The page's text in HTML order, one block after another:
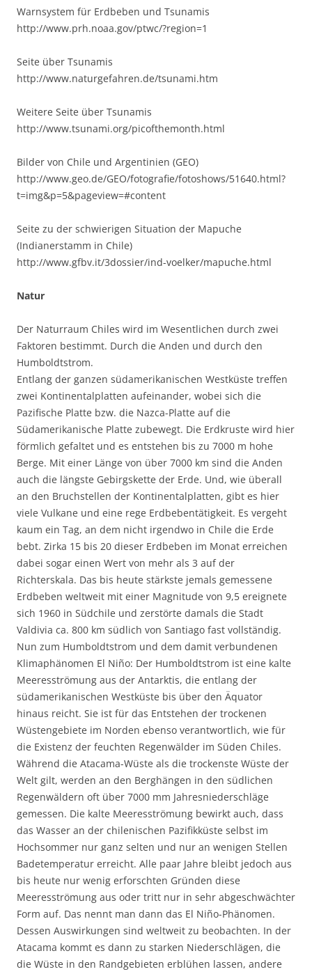
Warnsystem für Erdbeben und Tsunamis
http://www.prh.noaa.gov/ptwc/?region=1
Seite über Tsunamis
http://www.naturgefahren.de/tsunami.htm
Weitere Seite über Tsunamis
http://www.tsunami.org/picofthemonth.html
Bilder von Chile und Argentinien (GEO)
http://www.geo.de/GEO/fotografie/fotoshows/51640.html?
t=img&p=5&pageview=#content
Seite zu der schwierigen Situation der Mapuche
(Indianerstamm in Chile)
http://www.gfbv.it/3dossier/ind-voelker/mapuche.html
Natur
Der Naturraum Chiles wird im Wesentlichen durch zwei
Faktoren bestimmt. Durch die Anden und durch den
Humboldtstrom.
Entlang der ganzen südamerikanischen Westküste treffen
zwei Kontinentalplatten aufeinander, wobei sich die
Pazifische Platte bzw. die Nazca-Platte auf die
Südamerikanische Platte zubewegt. Die Erdkruste wird hier
förmlich gefaltet und es entstehen bis zu 7000 m hohe
Berge. Mit einer Länge von über 7000 km sind die Anden
auch die längste Gebirgskette der Erde. Und, wie überall
an den Bruchstellen der Kontinentalplatten, gibt es hier
viele Vulkane und eine rege Erdbebentätigkeit. Es vergeht
kaum ein Tag, an dem nicht irgendwo in Chile die Erde
bebt. Zirka 15 bis 20 dieser Erdbeben im Monat erreichen
dabei sogar einen Wert von mehr als 3 auf der
Richterskala. Das bis heute stärkste jemals gemessene
Erdbeben weltweit mit einer Magnitude von 9,5 ereignete
sich 1960 in Südchile und zerstörte damals die Stadt
Valdivia ca. 800 km südlich von Santiago fast vollständig.
Nun zum Humboldtstrom und dem damit verbundenen
Klimaphänomen El Niño: Der Humboldtstrom ist eine kalte
Meeresströmung aus der Antarktis, die entlang der
südamerikanischen Westküste bis über den Äquator
hinaus reicht. Sie ist für das Entstehen der trockenen
Wüstengebiete im Norden ebenso verantwortlich, wie für
die Existenz der feuchten Regenwälder im Süden Chiles.
Während die Atacama-Wüste als die trockenste Wüste der
Welt gilt, werden an den Berghängen in den südlichen
Regenwäldern oft über 7000 mm Jahresniederschläge
gemessen. Die kalte Meeresströmung bewirkt auch, dass
das Wasser an der chilenischen Pazifikküste selbst im
Hochsommer nur ganz selten und nur an wenigen Stellen
Badetemperatur erreicht. Alle paar Jahre bleibt jedoch aus
bis heute nur wenig erforschten Gründen diese
Meeresströmung aus oder tritt nur in sehr abgeschwächter
Form auf. Das nennt man dann das El Niño-Phänomen.
Dessen Auswirkungen sind weltweit zu beobachten. In der
Atacama kommt es dann zu starken Niederschlägen, die
die Wüste in den Randgebieten erblühen lassen, andere